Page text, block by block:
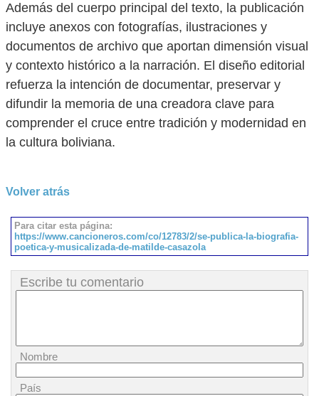
Además del cuerpo principal del texto, la publicación
incluye anexos con fotografías, ilustraciones y
documentos de archivo que aportan dimensión visual
y contexto histórico a la narración. El diseño editorial
refuerza la intención de documentar, preservar y
difundir la memoria de una creadora clave para
comprender el cruce entre tradición y modernidad en
la cultura boliviana.
Volver atrás
Para citar esta página:
https://www.cancioneros.com/co/12783/2/se-publica-la-biografia-
poetica-y-musicalizada-de-matilde-casazola
Escribe tu comentario
Nombre
País